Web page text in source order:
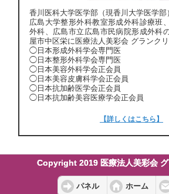
香川医科大学医学部（現香川大学医学部
広島大学整形外科教室形成外科診療班
外科、広島市立広島市民病院形成外科
屋市中区栄に医療法人美彩会 グランクリ
◯日本形成外科学会専門医
◯日本整形外科学会専門医
◯日本美容外科学会正会員
◯日本美容皮膚科学会正会員
◯日本抗加齢医学会正会員
◯日本抗加齢美容医療学会正会員
【詳しくはこちら】
Copyright 2019 医療法人美彩会
パネル ホーム